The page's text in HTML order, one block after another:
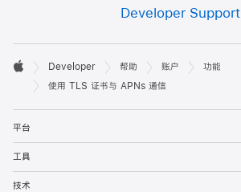
Developer Support
开
者
页
脚

Apple
Developer 帮助 账户
功能
使用 TLS 证书与 APNs 通信
平台
工具
技术